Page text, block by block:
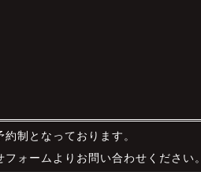
約制となっております。
ォームよりお問い合わせください。